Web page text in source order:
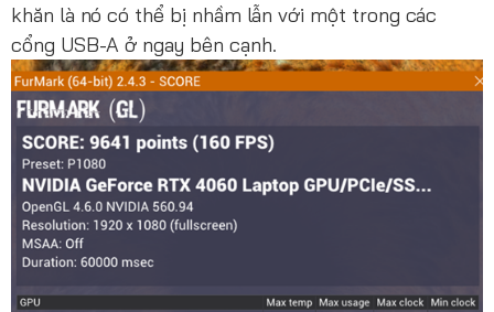
khăn là nó có thể bị nhầm lẫn với một trong các
cổng USB-A ở ngay bên cạnh.